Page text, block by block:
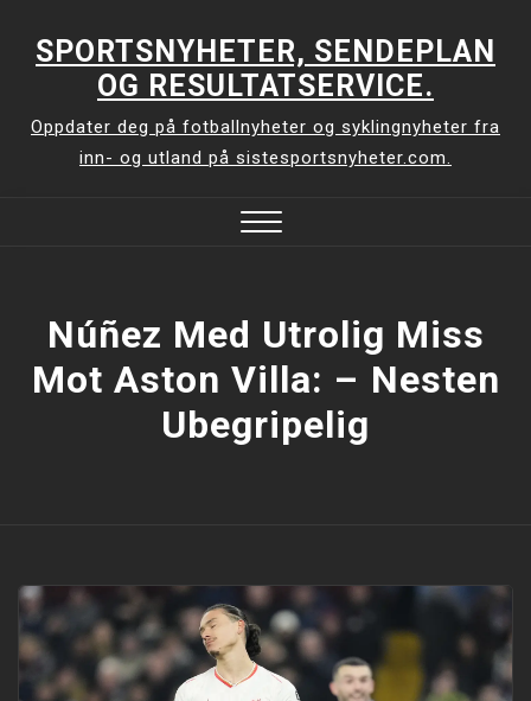
SPORTSNYHETER, SENDEPLAN
OG RESULTATSERVICE.
Oppdater deg på fotballnyheter og syklingnyheter fra
inn- og utland på sistesportsnyheter.com.
Núñez Med Utrolig Miss
Mot Aston Villa: –⁠ Nesten
Ubegripelig